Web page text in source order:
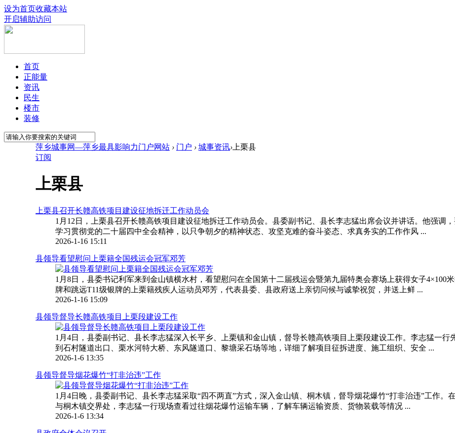
设为首页收藏本站
开启辅助访问
首页
正能量
资讯
民生
楼市
装修
萍乡城事网—萍乡最具影响力门户网站 › 门户 › 城事资讯› 上栗县
订阅
上栗县
上栗县召开长赣高铁项目建设征地拆迁工作动员会
1月12日，上栗县召开长赣高铁项目建设征地拆迁工作动员会。县委副书记、县长李志猛出席会议并讲话。他强调，
学习贯彻党的二十届四中全会精神，以只争朝夕的精神状态、攻坚克难的奋斗姿态、求真务实的工作作风 ...
2026-1-16 15:11
县领导看望慰问上栗籍全国残运会冠军邓芳
1月8日，县委书记利军来到金山镇横水村，看望慰问在全国第十二届残运会暨第九届特奥会赛场上获得女子4×100
牌和跳远T11级银牌的上栗籍残疾人运动员邓芳，代表县委、县政府送上亲切问候与诚挚祝贺，并送上鲜 ...
2026-1-16 15:09
县领导督导长赣高铁项目上栗段建设工作
1月4日，县委副书记、县长李志猛深入长平乡、上栗镇和金山镇，督导长赣高铁项目上栗段建设工作。李志猛一行
到石村隧道出口、栗水河特大桥、东风隧道口、黎塘采石场等地，详细了解项目征拆进度、施工组织、安全 ...
2026-1-6 13:35
县领导督导烟花爆竹“打非治违”工作
1月4日晚，县委副书记、县长李志猛采取“四不两直”方式，深入金山镇、桐木镇，督导烟花爆竹“打非治违”工作。
与桐木镇交界处，李志猛一行现场查看过往烟花爆竹运输车辆，了解车辆运输资质、货物装载等情况 ...
2026-1-6 13:34